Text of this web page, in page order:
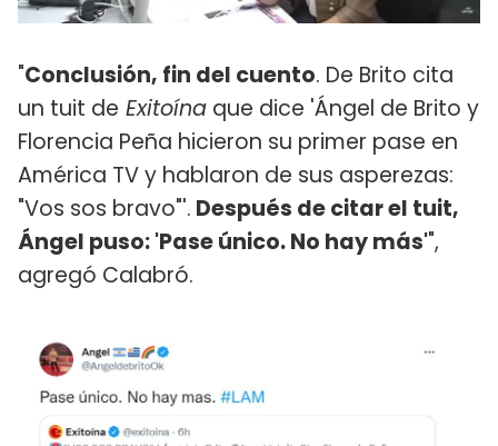
"Conclusión, fin del cuento. De Brito cita
un tuit de Exitoína que dice 'Ángel de Brito y
Florencia Peña hicieron su primer pase en
América TV y hablaron de sus asperezas:
"Vos sos bravo"'. Después de citar el tuit,
Ángel puso: 'Pase único. No hay más'",
agregó Calabró.